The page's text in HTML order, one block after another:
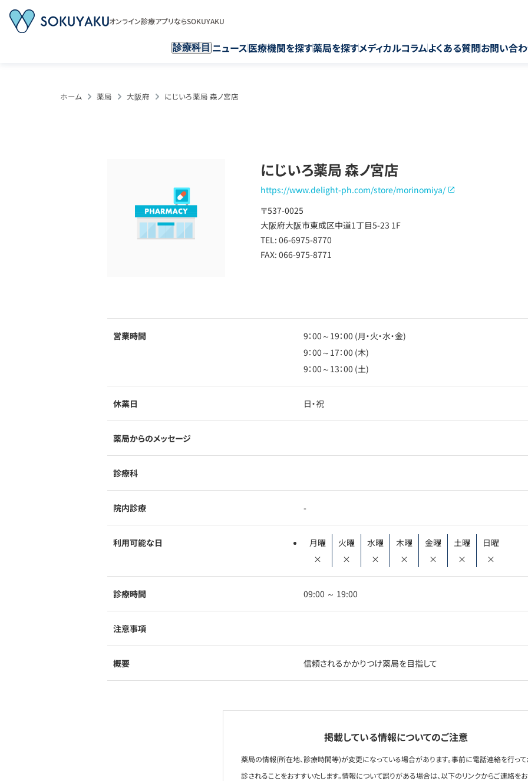
オンライン診療アプリならSOKUYAKU
診療科目 ニュース医療機関を探す薬局を探すメディカルコラムよくある質問お問い合
ホーム 薬局 大阪府 にじいろ薬局 森ノ宮店
にじいろ薬局 森ノ宮店
https://www.delight-ph.com/store/morinomiya/
〒537-0025
大阪府大阪市東成区中道1丁目5-23 1F
TEL: 06-6975-8770
FAX: 066-975-8771
営業時間
9：00～19：00 (月・火・水・金)
9：00～17：00 (木)
9：00～13：00 (土)
休業日 日・祝
薬局からのメッセージ
診療科
院内診療 -
利用可能な日
月曜
×
火曜
×
水曜
×
木曜
×
金曜
×
土曜
×
日曜
×
診療時間 09:00 ～ 19:00
注意事項
概要 信頼されるかかりつけ薬局を目指して
掲載している情報についてのご注意
薬局の情報(所在地、診療時間等)が変更になっている場合があります。事前に電話連絡を行っ
診されることをおすすいたします。情報について誤りがある場合は、以下のリンクからご連絡を